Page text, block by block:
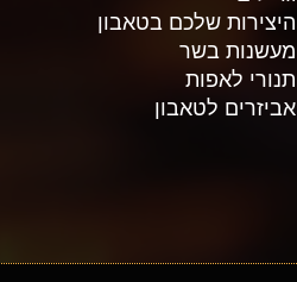
היצירות שלכם בטאבון
מעשנות בשר
תנורי לאפות
אביזרים לטאבון